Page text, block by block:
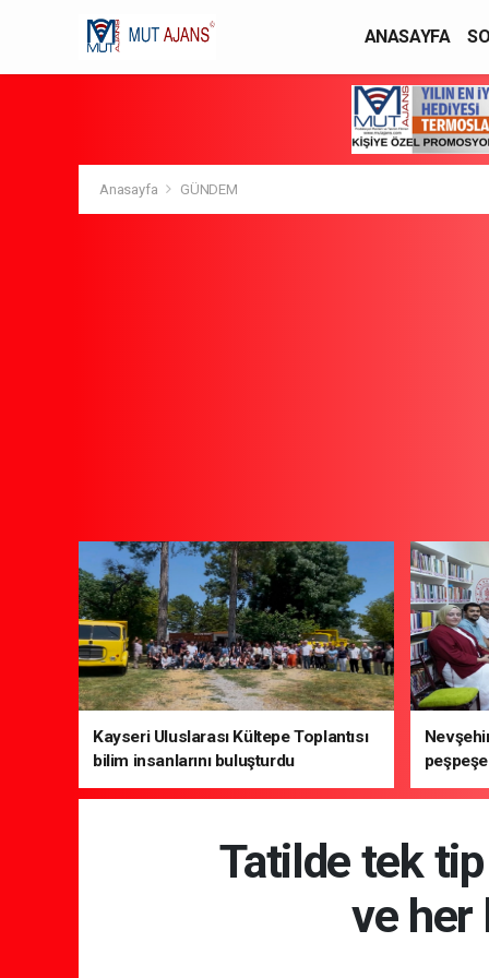
ANASAYFA
Anasayfa GÜNDEM
Kayseri Uluslarası Kültepe Toplantısı
bilim insanlarını buluşturdu
peşpeşe
Tatilde tek tip
ve her